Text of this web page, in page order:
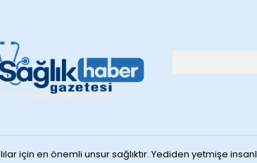
için en önemli unsur sağlıktır. Yediden yetmişe